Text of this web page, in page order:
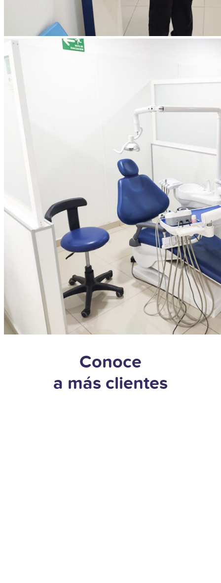
Conoce
a más clientes